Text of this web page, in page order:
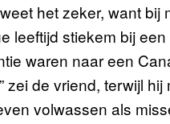
het zeker, want bij
leeftijd stiekem bij een
waren naar een
zei de vriend, terwijl
volwassen als